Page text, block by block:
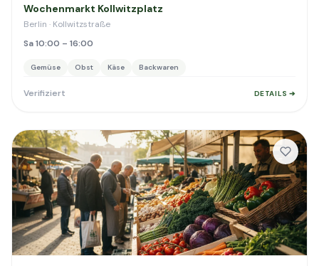
Wochenmarkt Kollwitzplatz
Berlin · Kollwitzstraße
Sa 10:00 – 16:00
Gemüse Obst Käse Backwaren
Verifiziert DETAILS ➔